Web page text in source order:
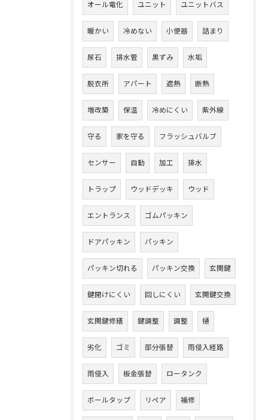
オール電化 ユニット ユニットバス
暖かい 冷めない 小便器 詰まり
尿石 排水管 黒ずみ 水垢
脱衣所 アパート 遮熱 断熱
増改築 保温 冷めにくい 紫外線
守る 家を守る フラッシュバルブ
センサー 自動 加工 排水
トラップ ウッドデッキ ウッド
エントランス ゴムパッキン
ドアパッキン パッキン
パッキン切れる パッキン交換 玄関鍵
鍵開けにくい 回しにくい 玄関鍵交換
玄関鍵修繕 鍵調整 調整 樋
劣化 ゴミ 部分張替 雨侵入経路
雨侵入 板金張替 ロータンク
ボールタップ リペア 補修